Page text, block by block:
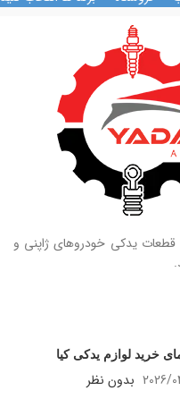
قطعات یدکی خودروهای ژاپنی و
خرید لوازم یدکی کیا
2026/ بدون نظر